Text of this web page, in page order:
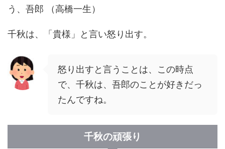
う、吾郎 （高橋一生）
千秋は、「貴様」と言い怒り出す。
怒り出すと言うことは、この時点
で、千秋は、吾郎のことが好きだっ
たんですね。
千秋の頑張り